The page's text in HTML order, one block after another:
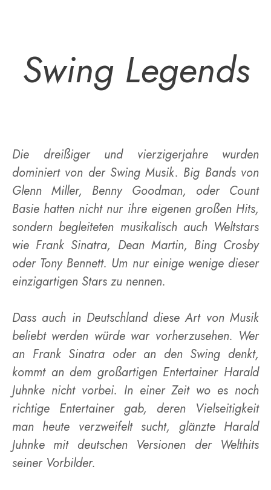
Swing Legends
Die dreißiger und vierzigerjahre wurden
dominiert von der Swing Musik. Big Bands von
Glenn Miller, Benny Goodman, oder Count
Basie hatten nicht nur ihre eigenen großen Hits,
sondern begleiteten musikalisch auch Weltstars
wie Frank Sinatra, Dean Martin, Bing Crosby
oder Tony Bennett. Um nur einige wenige dieser
einzigartigen Stars zu nennen.
Dass auch in Deutschland diese Art von Musik
beliebt werden würde war vorherzusehen. Wer
an Frank Sinatra oder an den Swing denkt,
kommt an dem großartigen Entertainer Harald
Juhnke nicht vorbei. In einer Zeit wo es noch
richtige Entertainer gab, deren Vielseitigkeit
man heute verzweifelt sucht, glänzte Harald
Juhnke mit deutschen Versionen der Welthits
seiner Vorbilder.